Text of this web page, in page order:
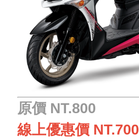
原價 NT.800
線上優惠價